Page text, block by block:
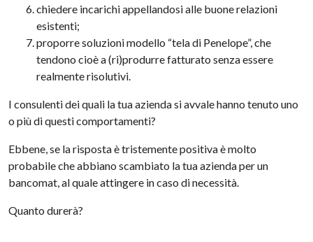
chiedere incarichi appellandosi alle buone relazioni
esistenti;
proporre soluzioni modello “tela di Penelope”, che
tendono cioè a (ri)produrre fatturato senza essere
realmente risolutivi.
I consulenti dei quali la tua azienda si avvale hanno tenuto uno
o più di questi comportamenti?
Ebbene, se la risposta è tristemente positiva è molto
probabile che abbiano scambiato la tua azienda per un
bancomat, al quale attingere in caso di necessità.
Quanto durerà?